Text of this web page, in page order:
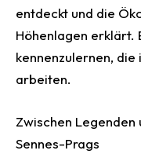
entdeckt und die
Höhenlagen erklärt.
kennenzulernen, die
arbeiten.
Zwischen
Sennes-Prags